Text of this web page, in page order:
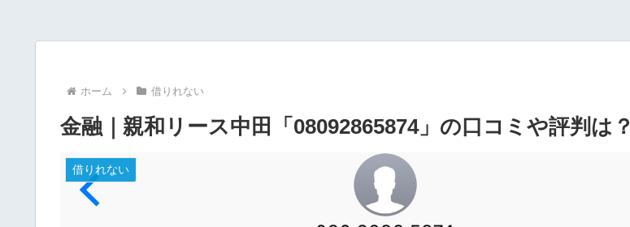
ホーム 借りれない
金融｜親和リース中田「08092865874」の口コミや評判は？
借りれない